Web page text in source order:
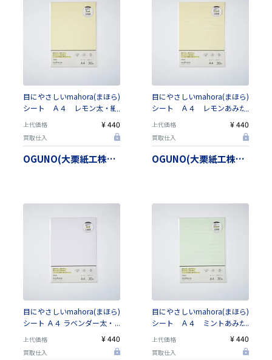
目にやさしいmahora(まほら)
シート Ａ４ レモン太・細
選べます）【日本製】
上代価格 ¥ 440
買取仕入
OGUNO(大栗紙工株式会社）
目にやさしいmahora(まほら)
シート Ａ４ レモンあみか
製】
上代価格 ¥ 440
買取仕入
OGUNO(大栗紙工株式会社）
目にやさしいmahora(まほら)
シート Ａ４ ラベンダー太・
細交互横罫（罫幅は3種類か
ら選べます）【日本製】
上代価格 ¥ 440
買取仕入
目にやさしいmahora(まほら)
シート Ａ４ ミントあみか
け横罫 ８．５ｍｍ【日本
製】
上代価格 ¥ 440
買取仕入